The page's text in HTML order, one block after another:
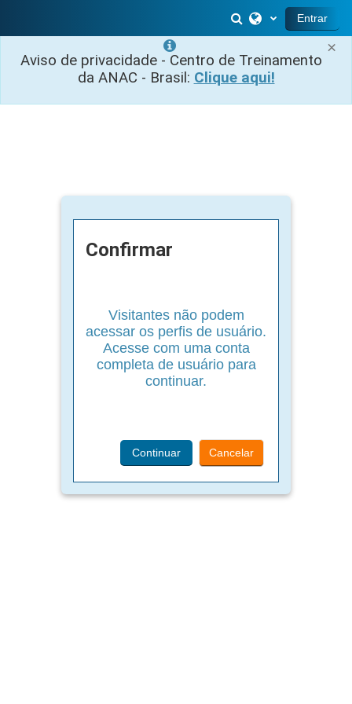
×
Aviso de privacidade - Centro de Treinamento
da ANAC - Brasil: Clique aqui!
Alternar entrada
Entrar
Confirmar
Visitantes não podem
acessar os perfis de usuário.
Acesse com uma conta
completa de usuário para
continuar.
Continuar Cancelar